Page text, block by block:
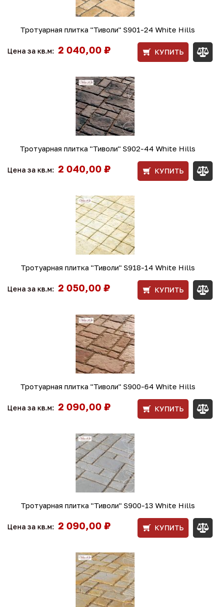
Тротуарная плитка "Тиволи" S901-24 White Hills
Цена за кв.м: 2 040,00 ₽ КУПИТЬ
Тротуарная плитка "Тиволи" S902-44 White Hills
Цена за кв.м: 2 040,00 ₽ КУПИТЬ
Тротуарная плитка "Тиволи" S918-14 White Hills
Цена за кв.м: 2 050,00 ₽ КУПИТЬ
Тротуарная плитка "Тиволи" S900-64 White Hills
Цена за кв.м: 2 090,00 ₽ КУПИТЬ
Тротуарная плитка "Тиволи" S900-13 White Hills
Цена за кв.м: 2 090,00 ₽ КУПИТЬ